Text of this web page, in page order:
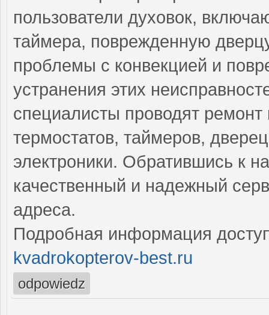
пользователи духовок,
таймера, поврежденную
проблемы с конвекцией и
устранения этих
специалисты проводят
термостатов, таймеров,
электроники. Обратившись к
качественный и надежный
адреса.
Подробная информация
kvadrokopterov-best.ru
odpowiedz